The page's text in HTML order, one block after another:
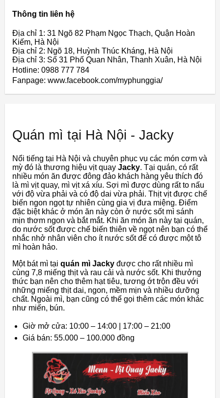
Thông tin liên hệ
Địa chỉ 1: 31 Ngõ 82 Phạm Ngọc Thạch, Quận Hoàn
Kiếm, Hà Nội
Địa chỉ 2: Ngõ 18, Huỳnh Thúc Kháng, Hà Nội
Địa chỉ 3: Số 31 Phố Quan Nhân, Thanh Xuân, Hà Nội
Hotline: 0988 777 784
Fanpage: www.facebook.com/myphunggia/
Quán mì tại Hà Nội - Jacky
Nổi tiếng tại Hà Nội và chuyên phục vụ các món cơm và
mỳ đó là thương hiệu vịt quay Jacky. Tại quán, có rất
nhiều món ăn được đông đảo khách hàng yêu thích đó
là mì vịt quay, mì vịt xá xíu. Sợi mì được dùng rất to nấu
với độ vừa phải và có độ dai vừa phải. Thịt vịt được chế
biến ngon ngọt tự nhiên cùng gia vị đưa miệng. Điểm
đặc biệt khác ở món ăn này còn ở nước sốt mì sánh
mịn thơm ngon và bắt mắt. Khi ăn món ăn này tại quán,
do nước sốt được chế biến thiên về ngọt nên bạn có thể
nhắc nhở nhân viên cho ít nước sốt để có được một tô
mì hoàn hảo.
Một bát mì tại quán mì Jacky được cho rất nhiều mì
cùng 7,8 miếng thịt và rau cải và nước sốt. Khi thưởng
thức bạn nên cho thêm hạt tiêu, tương ớt trộn đều với
những miếng thịt dai, ngon, mềm mịn và nhiều dưỡng
chất. Ngoài mì, bạn cũng có thể gọi thêm các món khác
như miến, bún.
Giờ mở cửa: 10:00 – 14:00 | 17:00 – 21:00
Giá bán: 55.000 – 100.000 đồng